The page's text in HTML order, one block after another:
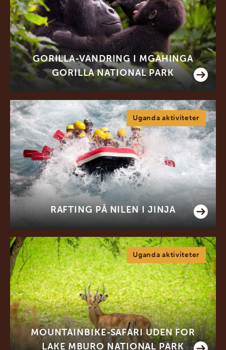
GORILLA-VANDRING I MGAHINGA
GORILLA NATIONAL PARK
Uganda aktiviteter
RAFTING PÅ NILEN I JINJA
Uganda aktiviteter
MOUNTAINBIKE-SAFARI UDEN FOR
LAKE MBURO NATIONAL PARK